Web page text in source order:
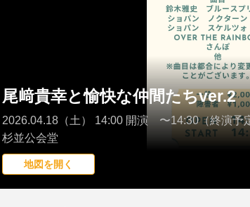
尾﨑貴幸と愉快な仲間たちver.2
2026.04.18（土） 14:00 開演 〜14:30（終演予
杉並公会堂
地図を開く